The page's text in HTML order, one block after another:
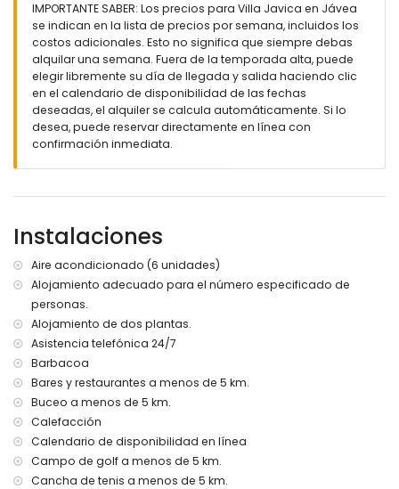
2 baños cada uno con lavabo individual, ducha y aseo
Exterior de la villa
parcela grande y vallada
piscina privada
maravilloso jardín con césped y árboles, y muebles de
jardín con tumbonas
3 terrazas, de las cuales 1 está cubierta
barbacoa
ducha exterior
espacio de aparcamiento privado
Más información
pueblo más cercano: Xàbia (a menos de 5 kilómetros de
la villa)
orilla o ribera más cercana: Mediterráneo, Xàbia (a menos
de 5 kilómetros de la villa)
playa más cercana: Playa del Arenal (a menos de 5
kilómetros de la villa)
puerto más cercano: La Fontana, Xàbia (a menos de 5
parque más cercano: Pinosol, Xàbia (a menos de 4
kilómetros de la villa)
aeropuerto más cercano: Alicante (a menos de 100
kilómetros de la villa)
segundo aeropuerto más cercano: Valencia (> 100
kilómetros)
IMPORTANTE SABER: Los precios para Villa Javica en Jávea
se indican en la lista de precios por semana, incluidos los
costos adicionales. Esto no significa que siempre debas
alquilar una semana. Fuera de la temporada alta, puede
elegir libremente su día de llegada y salida haciendo clic
en el calendario de disponibilidad de las fechas
deseadas, el alquiler se calcula automáticamente. Si lo
desea, puede reservar directamente en línea con
confirmación inmediata.
Instalaciones
Aire acondicionado (6 unidades)
Alojamiento adecuado para el número especificado de
personas.
Alojamiento de dos plantas.
Asistencia telefónica 24/7
Barbacoa
Bares y restaurantes a menos de 5 km.
Buceo a menos de 5 km.
Calefacción
Calendario de disponibilidad en línea
Campo de golf a menos de 5 km.
Cancha de tenis a menos de 5 km.